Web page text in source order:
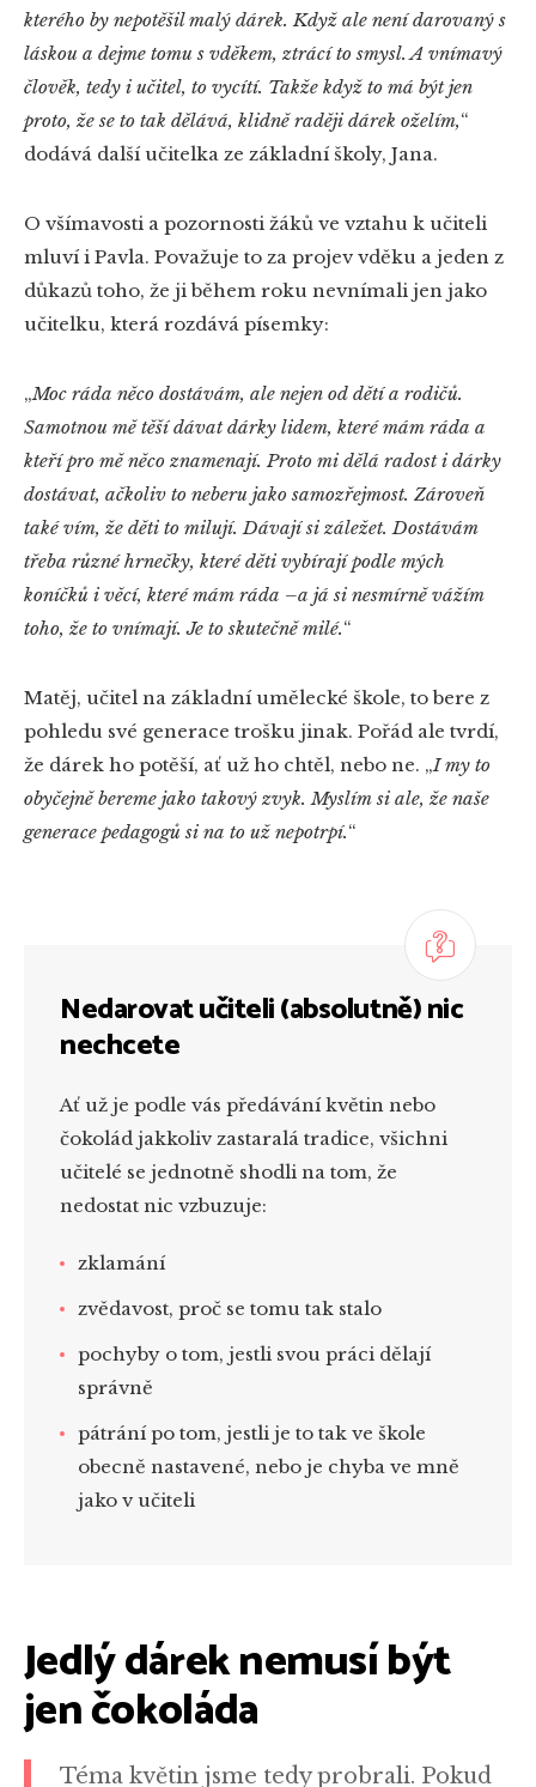
kterého by nepotěšil malý dárek. Když ale není darovaný s
láskou a dejme tomu s vděkem, ztrácí to smysl. A vnímavý
člověk, tedy i učitel, to vycítí. Takže když to má být jen
proto, že se to tak dělává, klidně raději dárek oželím,“
dodává další učitelka ze základní školy, Jana.
O všímavosti a pozornosti žáků ve vztahu k učiteli
mluví i Pavla. Považuje to za projev vděku a jeden z
důkazů toho, že ji během roku nevnímali jen jako
učitelku, která rozdává písemky:
„Moc ráda něco dostávám, ale nejen od dětí a rodičů.
Samotnou mě těší dávat dárky lidem, které mám ráda a
kteří pro mě něco znamenají. Proto mi dělá radost i dárky
dostávat, ačkoliv to neberu jako samozřejmost. Zároveň
také vím, že děti to milují. Dávají si záležet. Dostávám
třeba různé hrnečky, které děti vybírají podle mých
koníčků i věcí, které mám ráda –a já si nesmírně vážím
toho, že to vnímají. Je to skutečně milé.“
Matěj, učitel na základní umělecké škole, to bere z
pohledu své generace trošku jinak. Pořád ale tvrdí,
že dárek ho potěší, ať už ho chtěl, nebo ne. „I my to
obyčejně bereme jako takový zvyk. Myslím si ale, že naše
generace pedagogů si na to už nepotrpí.“
Nedarovat učiteli (absolutně) nic
nechcete
Ať už je podle vás předávání květin nebo
čokolád jakkoliv zastaralá tradice, všichni
učitelé se jednotně shodli na tom, že
nedostat nic vzbuzuje:
zklamání
zvědavost, proč se tomu tak stalo
pochyby o tom, jestli svou práci dělají
správně
pátrání po tom, jestli je to tak ve škole
obecně nastavené, nebo je chyba ve mně
jako v učiteli
Jedlý dárek nemusí být
jen čokoláda
Téma květin jsme tedy probrali. Pokud